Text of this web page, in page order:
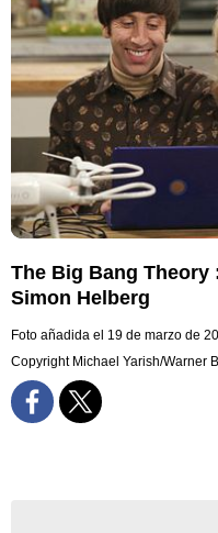
The Big Bang Theory
Simon Helberg
Foto añadida el 19 de marzo de
Copyright Michael Yarish/Warner